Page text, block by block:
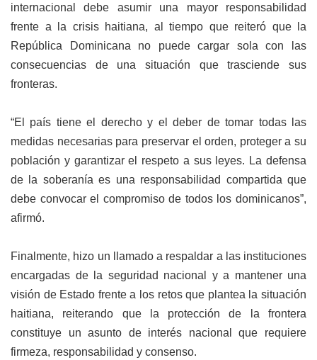
internacional debe asumir una mayor responsabilidad
frente a la crisis haitiana, al tiempo que reiteró que la
República Dominicana no puede cargar sola con las
consecuencias de una situación que trasciende sus
fronteras.
“El país tiene el derecho y el deber de tomar todas las
medidas necesarias para preservar el orden, proteger a su
población y garantizar el respeto a sus leyes. La defensa
de la soberanía es una responsabilidad compartida que
debe convocar el compromiso de todos los dominicanos”,
afirmó.
Finalmente, hizo un llamado a respaldar a las instituciones
encargadas de la seguridad nacional y a mantener una
visión de Estado frente a los retos que plantea la situación
haitiana, reiterando que la protección de la frontera
constituye un asunto de interés nacional que requiere
firmeza, responsabilidad y consenso.